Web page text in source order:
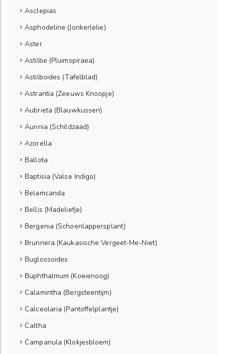
Asclepias
Asphodeline (Jonkerlelie)
Aster
Astilbe (Pluimspiraea)
Astilboides (Tafelblad)
Astrantia (Zeeuws Knoopje)
Aubrieta (Blauwkussen)
Aurinia (Schildzaad)
Azorella
Ballota
Baptisia (Valse Indigo)
Belamcanda
Bellis (Madeliefje)
Bergenia (Schoenlappersplant)
Brunnera (Kaukasische Vergeet-Me-Niet)
Buglossoides
Buphthalmum (Koeienoog)
Calamintha (Bergsteentijm)
Calceolaria (Pantoffelplantje)
Caltha
Campanula (Klokjesbloem)